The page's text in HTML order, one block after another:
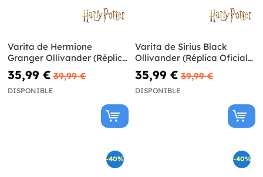
Varita de Hermione
Granger Ollivander (Réplica
Oficial) - Harry Potter
35,99 € 39,99 €
DISPONIBLE
Varita de Sirius Black
Ollivander (Réplica Oficial)
- Harry Potter
35,99 € 39,99 €
DISPONIBLE
-40% -40%